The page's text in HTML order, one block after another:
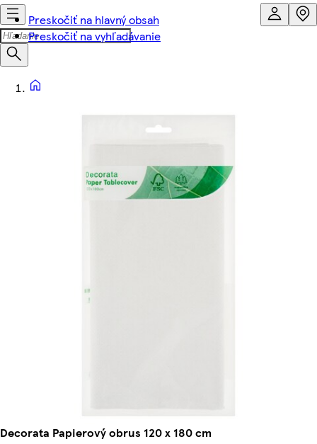
Preskočiť na hlavný obsah
Preskočiť na vyhľadávanie
Decorata Papierový obrus 120 x 180 cm